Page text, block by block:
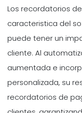
Los recordatorios
caracteristica del
puede tener un
cliente. Al
aumentada e
personalizada, su
recordatorios de